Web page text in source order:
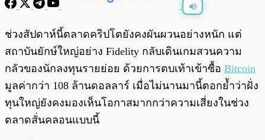
พร้อมเล่น /
ช่วงสัปดาห์นี้ตลาดคริปโตยังคงผันผวนอย่างหนัก แต่
สถาบันยักษ์ใหญ่อย่าง Fidelity กลับเดินเกมสวนความ
กลัวของนักลงทุนรายย่อย ด้วยการตบเท้าเข้าซื้อ Bitcoin
มูลค่ากว่า 108 ล้านดอลลาร์ เมื่อไม่นานมานี้ตอกย้ำว่าฝั่ง
ทุนใหญ่ยังคงมองเห็นโอกาสมากกว่าความเสี่ยงในช่วง
ตลาดสั่นคลอนแบบนี้